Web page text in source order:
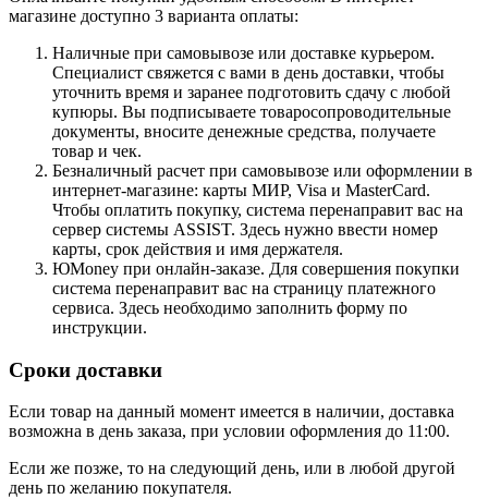
магазине доступно 3 варианта оплаты:
Наличные при самовывозе или доставке курьером.
Специалист свяжется с вами в день доставки, чтобы
уточнить время и заранее подготовить сдачу с любой
купюры. Вы подписываете товаросопроводительные
документы, вносите денежные средства, получаете
товар и чек.
Безналичный расчет при самовывозе или оформлении в
интернет-магазине: карты МИР, Visa и MasterCard.
Чтобы оплатить покупку, система перенаправит вас на
сервер системы ASSIST. Здесь нужно ввести номер
карты, срок действия и имя держателя.
ЮMoney при онлайн-заказе. Для совершения покупки
система перенаправит вас на страницу платежного
сервиса. Здесь необходимо заполнить форму по
инструкции.
Сроки доставки
Если товар на данный момент имеется в наличии, доставка
возможна в день заказа, при условии оформления до 11:00.
Если же позже, то на следующий день, или в любой другой
день по желанию покупателя.